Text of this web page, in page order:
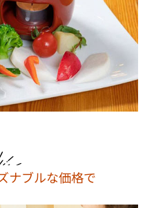
ナブルな価格で